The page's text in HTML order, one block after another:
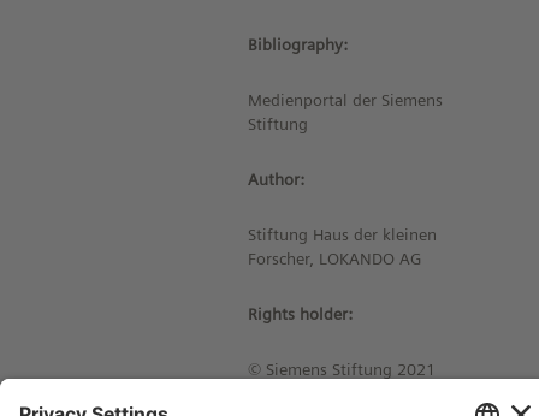
Bibliography:
Medienportal der Siemens
Stiftung
Author:
Stiftung Haus der kleinen
Forscher, LOKANDO AG
Rights holder:
© Siemens Stiftung 2021